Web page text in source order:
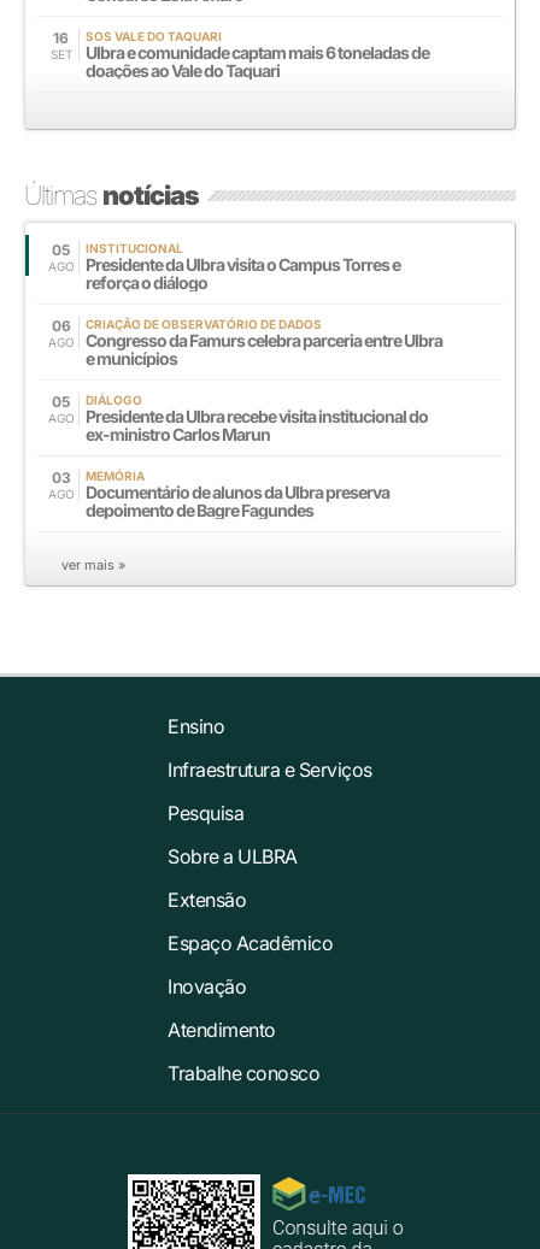
16
SET
SOS VALE DO TAQUARI
Ulbra e comunidade captam mais 6 toneladas de
doações ao Vale do Taquari
Últimasnotícias
05
AGO
INSTITUCIONAL
Presidente da Ulbra visita o Campus Torres e
reforça o diálogo
06
AGO
CRIAÇÃO DE OBSERVATÓRIO DE DADOS
Congresso da Famurs celebra parceria entre Ulbra
e municípios
05
AGO
DIÁLOGO
Presidente da Ulbra recebe visita institucional do
ex-ministro Carlos Marun
03
AGO
MEMÓRIA
Documentário de alunos da Ulbra preserva
depoimento de Bagre Fagundes
ver mais »
Ensino
Infraestrutura e Serviços
Pesquisa
Sobre a ULBRA
Extensão
Espaço Acadêmico
Inovação
Atendimento
Trabalhe conosco